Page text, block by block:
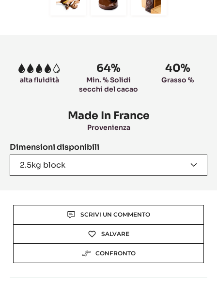
4
alta fluidità
64%
Min. % Solidi
secchi del cacao
40%
Grasso %
Made In France
Provenienza
Dimensioni disponibili
2.5kg block
Move
Move
to
Move
to
SCRIVI UN COMMENTO
SALVARE
CONFRONTO